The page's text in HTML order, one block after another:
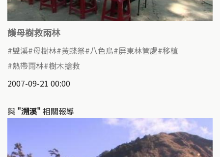
護母樹救雨林
雙溪 母樹林 黃蝶祭 八色鳥 屏東林管處 移植
熱帶雨林 樹木搶救
2007-09-21 00:00
與 "溯溪" 相關報導